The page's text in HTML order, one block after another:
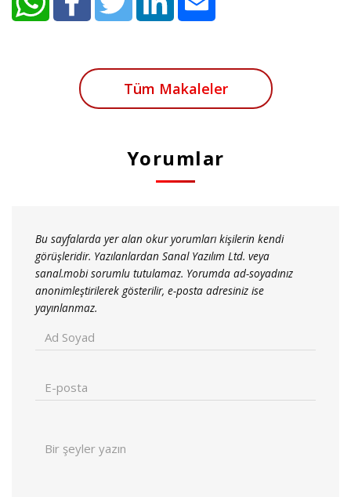
Tüm Makaleler
Yorumlar
Bu sayfalarda yer alan okur yorumları kişilerin kendi
görüşleridir. Yazılanlardan Sanal Yazılım Ltd. veya
sanal.mobi sorumlu tutulamaz. Yorumda ad-soyadınız
anonimleştirilerek gösterilir, e-posta adresiniz ise
yayınlanmaz.